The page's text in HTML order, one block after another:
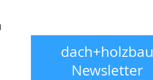
dach+holzbau
Newsletter